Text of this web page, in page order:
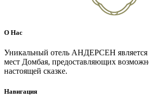
О Нас
Уникальный отель АНДЕРСЕН является
мест Домбая, предоставляющих
настоящей сказке.
Навигация